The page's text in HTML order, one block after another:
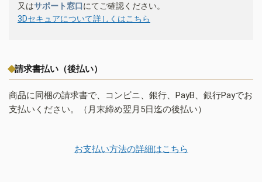
又はサポート窓口にてご確認ください。
3Dセキュアについて詳しくはこちら
請求書払い（後払い）
商品に同梱の請求書で、コンビニ、銀行、PayB、銀行Payでお
支払いください。（月末締め翌月5日迄の後払い）
お支払い方法の詳細はこちら